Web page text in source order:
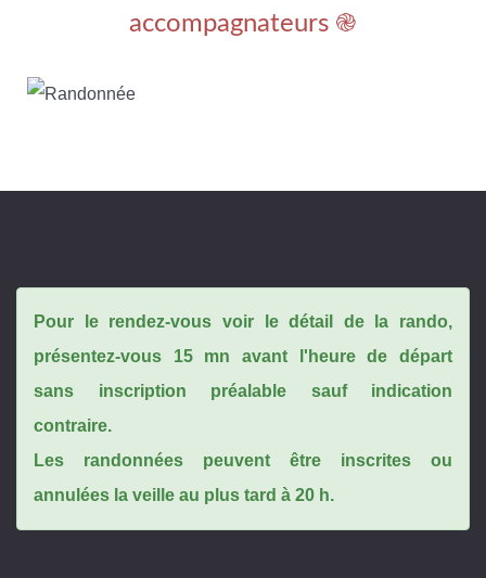
accompagnateurs ֎
Pour le rendez-vous voir le détail de la rando,
présentez-vous 15 mn avant l'heure de départ
sans inscription préalable sauf indication
contraire.
Les randonnées peuvent être inscrites ou
annulées la veille au plus tard à 20 h.